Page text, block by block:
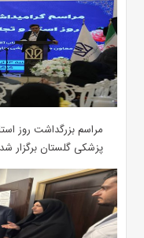
مراسم بزرگداشت روز
پزشکی گلستان برگزار